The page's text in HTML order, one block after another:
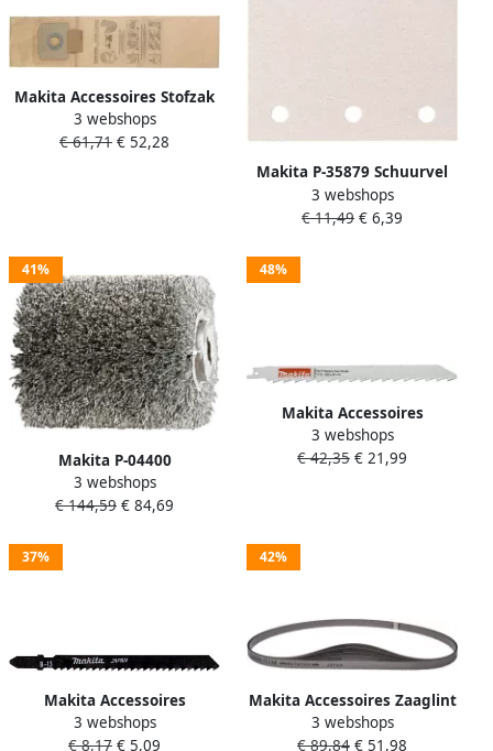
Makita Accessoires Stofzak
"papier" voor 447L | P-
70203
3 webshops
€ 61,71 € 52,28
Makita P-35879 Schuurvel
114x102 K240 White Velcro
| Mtools
3 webshops
€ 11,49 € 6,39
41%
Makita P-04400
Staaldraadborstel
100x120mm | Mtools
3 webshops
€ 144,59 € 84,69
48%
Makita Accessoires
Reciprozaagblad HM
"zilv"235mm S1543HM P-
3 webshops
€ 42,35 € 21,99
37%
Makita Accessoires
Decoupeerzaagblad B13
T111C | 5 stuks A-85656
3 webshops
€ 8,17 € 5,09
42%
Makita Accessoires Zaaglint
zaagband 835 mm
Tandafstand 1 4 mm B-
3 webshops
€ 89,84 € 51,98